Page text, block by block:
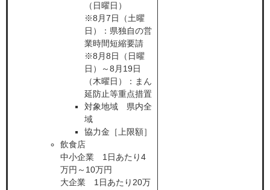
（日曜日）
※8月7日（土曜
日）：県独自の営
業時間短縮要請
※8月8日（日曜
日）～8月19日
（木曜日）：まん
延防止等重点措置
対象地域 県内全
域
協力金［上限額］
飲食店
中小企業 1日あたり4
万円～10万円
大企業 1日あたり20万